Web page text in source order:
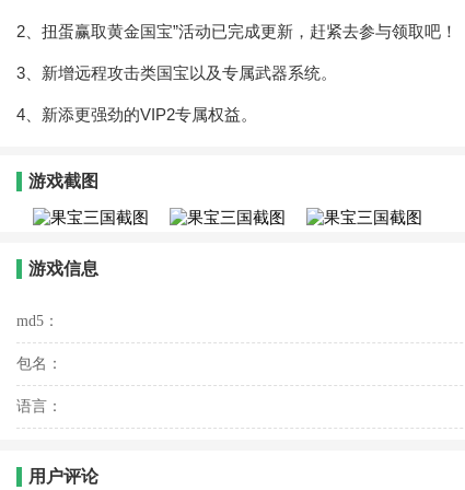
2、扭蛋赢取黄金国宝”活动已完成更新，赶紧去参与领取吧！
3、新增远程攻击类国宝以及专属武器系统。
4、新添更强劲的VIP2专属权益。
游戏截图
游戏信息
md5：
包名：
语言：
用户评论